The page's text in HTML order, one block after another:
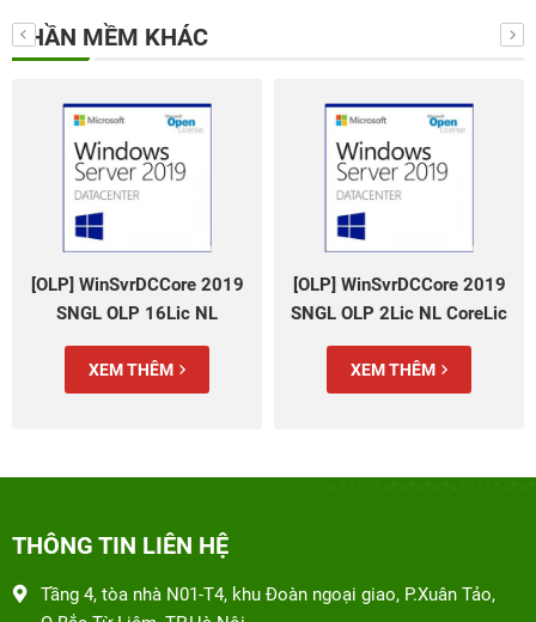
PHẦN MỀM KHÁC
[OLP] WinSvrDCCore 2019
SNGL OLP 16Lic NL
CoreLic Qlfd (9EA-01044)
XEM THÊM
[OLP] WinSvrDCCore 2019
SNGL OLP 2Lic NL CoreLic
Qlfd (9EA-01045)
XEM THÊM
THÔNG TIN LIÊN HỆ
Tầng 4, tòa nhà N01-T4, khu Đoàn ngoại giao, P.Xuân Tảo,